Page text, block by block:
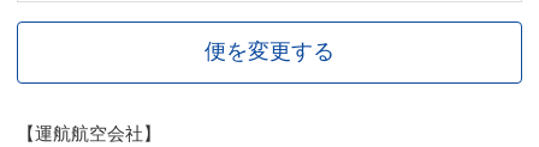
便を変更する
【運航航空会社】